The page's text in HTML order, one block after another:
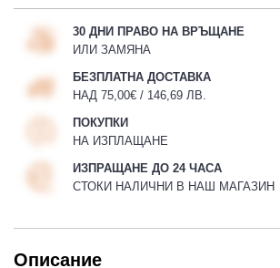
30 ДНИ ПРАВО НА ВРЪЩАНЕ
ИЛИ ЗАМЯНА
БЕЗПЛАТНА ДОСТАВКА
НАД 75,00€ / 146,69 ЛВ.
ПОКУПКИ
НА ИЗПЛАЩАНЕ
ИЗПРАЩАНЕ ДО 24 ЧАСА
СТОКИ НАЛИЧНИ В НАШ МАГАЗИН
Описание